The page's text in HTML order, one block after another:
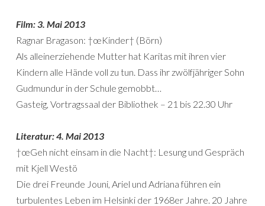
Film: 3. Mai 2013
Ragnar Bragason: †œKinder† (Börn)
Als alleinerziehende Mutter hat Karitas mit ihren vier
Kindern alle Hände voll zu tun. Dass ihr zwölfjähriger Sohn
Gudmundur in der Schule gemobbt…
Gasteig, Vortragssaal der Bibliothek – 21 bis 22.30 Uhr
Literatur: 4. Mai 2013
†œGeh nicht einsam in die Nacht†: Lesung und Gespräch
mit Kjell Westö
Die drei Freunde Jouni, Ariel und Adriana führen ein
turbulentes Leben im Helsinki der 1968er Jahre. 20 Jahre